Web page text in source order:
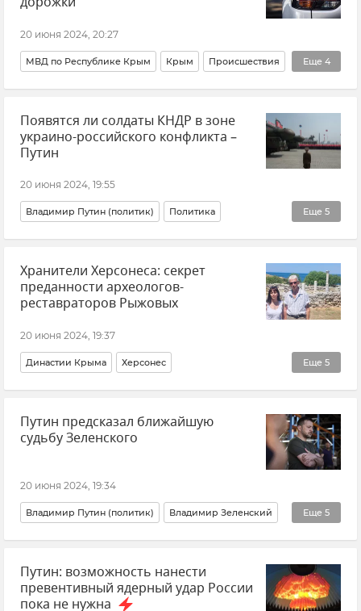
20 июня 2024, 20:27
Еще 4
МВД по Республике Крым Крым Происшествия
Пляжи Крыма Общество Новости Крыма
Черноморский район
Появятся ли солдаты КНДР в зоне
украино-российского конфликта –
Путин
20 июня 2024, 19:55
Еще 5
Владимир Путин (политик) Политика
КНДР (Северная Корея) Ким Чен Ын Украина
Оружие Новости
Хранители Херсонеса: секрет
преданности археологов-
реставраторов Рыжовых
20 июня 2024, 19:37
Еще 5
Династии Крыма Херсонес
Историко-археологический музей-заповедник "Херсонес Таврический"
Крым семья Год семьи в России
Путин предсказал ближайшую
судьбу Зеленского
20 июня 2024, 19:34
Еще 5
Владимир Путин (политик) Владимир Зеленский
Украина Россия Политика Мнения
Коллективный Запад
Путин: возможность нанести
превентивный ядерный удар России
пока не нужна